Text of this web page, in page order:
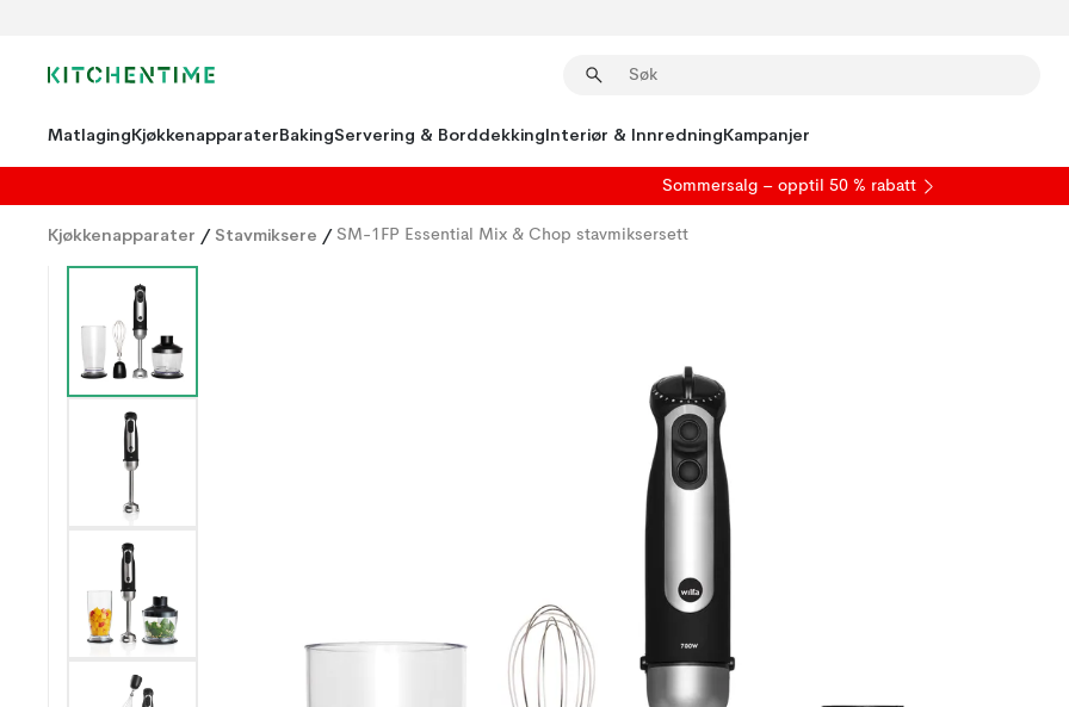
MatlagingKjøkkenapparaterBakingServering & BorddekkingInteriør & InnredningKampanjer
Sommersalg – opptil 50 % rabatt
Kjøkkenapparater / Stavmiksere / SM-1FP Essential Mix & Chop stavmiksersett